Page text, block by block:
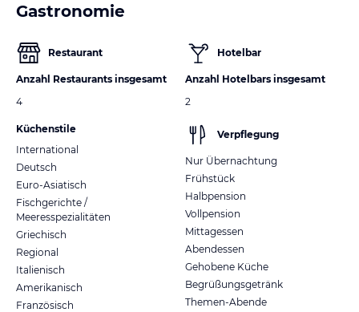
Gastronomie
Restaurant
Anzahl Restaurants insgesamt
4
Küchenstile
International
Deutsch
Euro-Asiatisch
Fischgerichte /
Meeresspezialitäten
Griechisch
Regional
Italienisch
Amerikanisch
Französisch
Hotelbar
Anzahl Hotelbars insgesamt
2
Verpflegung
Nur Übernachtung
Frühstück
Halbpension
Vollpension
Mittagessen
Abendessen
Gehobene Küche
Begrüßungsgetränk
Themen-Abende